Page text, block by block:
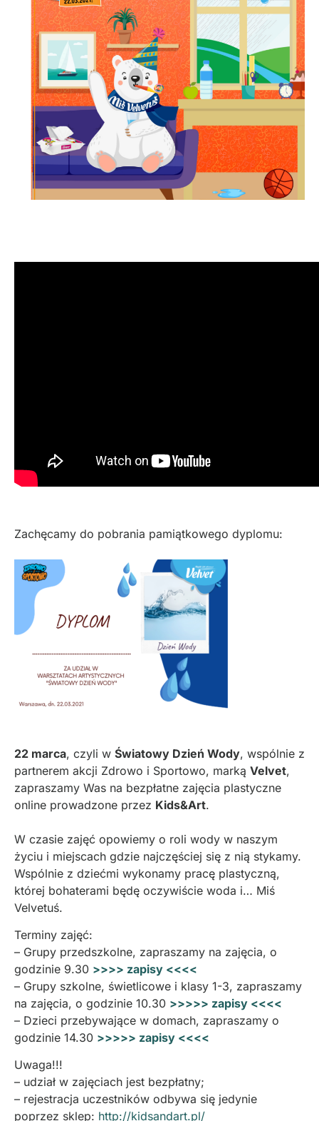
Zachęcamy do pobrania pamiątkowego dyplomu:
22 marca, czyli w Światowy Dzień Wody, wspólnie z
partnerem akcji Zdrowo i Sportowo, marką Velvet,
zapraszamy Was na bezpłatne zajęcia plastyczne
online prowadzone przez Kids&Art.
W czasie zajęć opowiemy o roli wody w naszym
życiu i miejscach gdzie najczęściej się z nią stykamy.
Wspólnie z dziećmi wykonamy pracę plastyczną,
której bohaterami będę oczywiście woda i… Miś
Velvetuś.
Terminy zajęć:
– Grupy przedszkolne, zapraszamy na zajęcia, o
godzinie 9.30 >>>> zapisy <<<<
– Grupy szkolne, świetlicowe i klasy 1-3, zapraszamy
na zajęcia, o godzinie 10.30 >>>>> zapisy <<<<
– Dzieci przebywające w domach, zapraszamy o
godzinie 14.30 >>>>> zapisy <<<<
Uwaga!!!
– udział w zajęciach jest bezpłatny;
– rejestracja uczestników odbywa się jedynie
poprzez sklep: http://kidsandart.pl/